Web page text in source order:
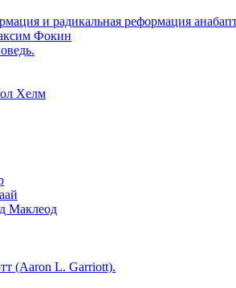
и радикальная реформация
Фокин
Хелм
Маклеод
(Aaron L. Garriott).